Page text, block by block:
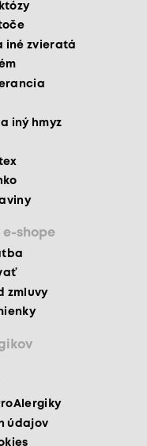
iné zvieratá
iný hmyz
e-shope
zmluvy
údajov